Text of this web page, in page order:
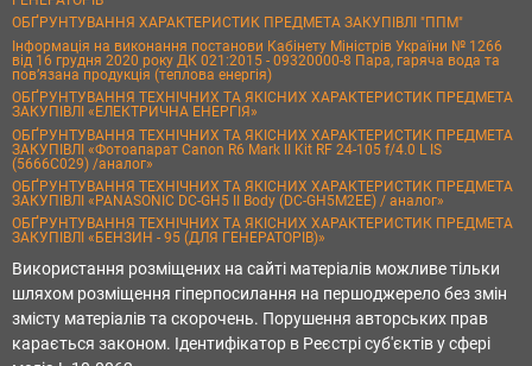
ОБҐРУНТУВАННЯ ХАРАКТЕРИСТИК ПРЕДМЕТА ЗАКУПІВЛІ "ППМ"
Інформація на виконання постанови Кабінету Міністрів України № 1266
від 16 грудня 2020 року ДК 021:2015 - 09320000-8 Пара, гаряча вода та
пов’язана продукція (теплова енергія)
ОБҐРУНТУВАННЯ ТЕХНІЧНИХ ТА ЯКІСНИХ ХАРАКТЕРИСТИК ПРЕДМЕТА
ЗАКУПІВЛІ «ЕЛЕКТРИЧНА ЕНЕРГІЯ»
ОБҐРУНТУВАННЯ ТЕХНІЧНИХ ТА ЯКІСНИХ ХАРАКТЕРИСТИК ПРЕДМЕТА
ЗАКУПІВЛІ «Фотоапарат Canon R6 Mark II Kit RF 24-105 f/4.0 L IS
(5666C029) /аналог»
ОБҐРУНТУВАННЯ ТЕХНІЧНИХ ТА ЯКІСНИХ ХАРАКТЕРИСТИК ПРЕДМЕТА
ЗАКУПІВЛІ «PANASONIC DC-GH5 II Body (DC-GH5M2EE) / аналог»
ОБҐРУНТУВАННЯ ТЕХНІЧНИХ ТА ЯКІСНИХ ХАРАКТЕРИСТИК ПРЕДМЕТА
ЗАКУПІВЛІ «БЕНЗИН - 95 (ДЛЯ ГЕНЕРАТОРІВ)»
Використання розміщених на сайті матеріалів можливе тільки
шляхом розміщення гіперпосилання на першоджерело без змін
змісту матеріалів та скорочень. Порушення авторських прав
карається законом. Ідентифікатор в Реєстрі суб'єктів у сфері